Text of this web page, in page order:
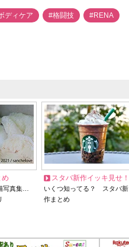
ディケア #格闘技 #RENA
め
写真集…
スタバ新作イッキ見せ！
いくつ知ってる？ スタバ新
作まとめ